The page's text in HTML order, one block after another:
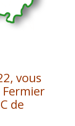
vous
de